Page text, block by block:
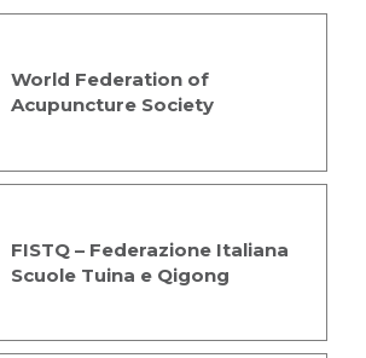
World Federation of
Acupuncture Society
FISTQ – Federazione Italiana
Scuole Tuina e Qigong